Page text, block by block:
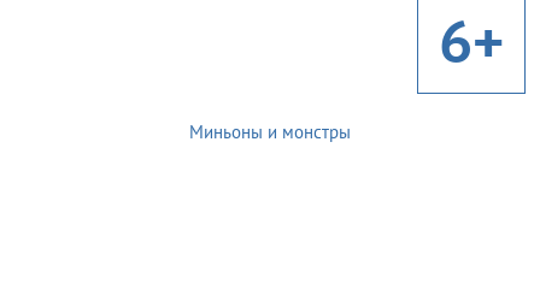
6+
Миньоны и монстры